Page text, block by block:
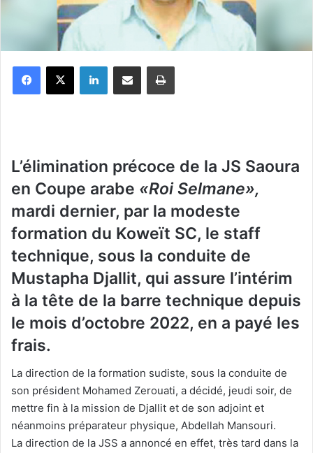
L’élimination précoce de la JS Saoura
en Coupe arabe «Roi Selmane»,
mardi dernier, par la modeste
formation du Koweït SC, le staff
technique, sous la conduite de
Mustapha Djallit, qui assure l’intérim
à la tête de la barre technique depuis
le mois d’octobre 2022, en a payé les
frais.
La direction de la formation sudiste, sous la conduite de
son président Mohamed Zerouati, a décidé, jeudi soir, de
mettre fin à la mission de Djallit et de son adjoint et
néanmoins préparateur physique, Abdellah Mansouri.
La direction de la JSS a annoncé en effet, très tard dans la